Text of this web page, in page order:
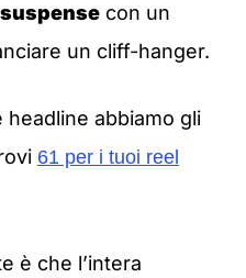
con un
un cliff-hanger.
headline abbiamo gli
61 per i tuoi reel
è che l’intera